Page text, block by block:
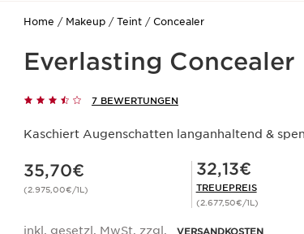
Home Makeup Teint Concealer
Everlasting Concealer
7 BEWERTUNGEN
Kaschiert Augenschatten langanhaltend &
Aktueller Preis 35,70€
35,70€
(2.975,00€/1L)
Mitgliederpreis 32,13€
32,13€
TREUEPREIS
(2.677,50€/1L)
inkl. gesetzl. MwSt. zzgl. VERSANDKOSTEN